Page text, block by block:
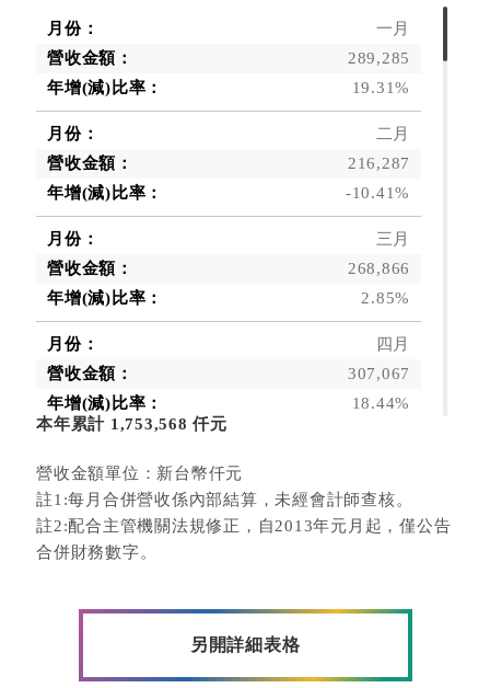
一月
289,285
19.31%
二月
216,287
-10.41%
三月
268,866
2.85%
四月
307,067
18.44%
21.27%
48.97%
本年累計 1,753,568 仟元
營收金額單位：新台幣仟元
註1:每月合併營收係內部結算，未經會計師查核。
註2:配合主管機關法規修正，自2013年元月起，僅公告
合併財務數字。
另開詳細表格